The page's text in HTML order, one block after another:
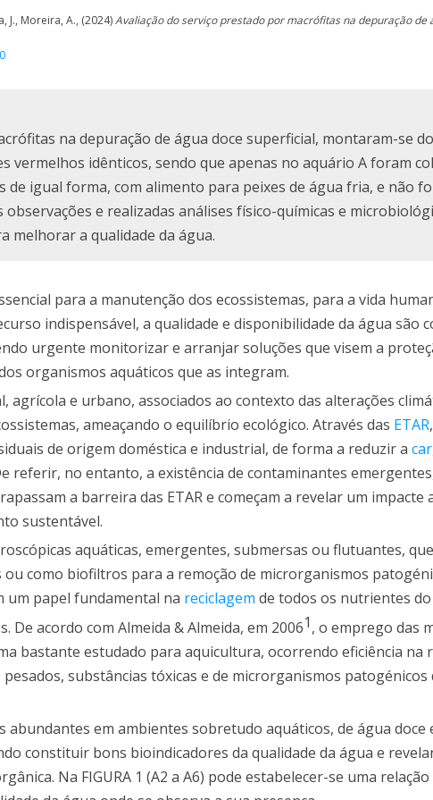
J., Moreira, A., (2024)Avaliação do serviço prestado por macrófitas na depuração de
na depuração de água doce superficial, montaram-se
vermelhos idênticos, sendo que apenas no aquário A foram
de igual forma, com alimento para peixes de água fria, e não
e realizadas análises físico-químicas e
melhorar a qualidade da água.
para a manutenção dos ecossistemas, para a vida
indispensável, a qualidade e disponibilidade da água são
urgente monitorizar e arranjar soluções que visem a
organismos aquáticos que as integram.
agrícola e urbano, associados ao contexto das alterações
ameaçando o equilíbrio ecológico. Através das ETAR
de origem doméstica e industrial, de forma a reduzir a
referir, no entanto, a existência de contaminantes
a barreira das ETAR e começam a revelar um
sustentável.
aquáticas, emergentes, submersas ou flutuantes,
como biofiltros para a remoção de microrganismos
um papel fundamental na reciclagem de todos os nutrientes do
acordo com Almeida & Almeida, em 20061, o emprego das
bastante estudado para aquicultura, ocorrendo eficiência na
substâncias tóxicas e de microrganismos
abundantes em ambientes sobretudo aquáticos, de água doce
constituir bons bioindicadores da qualidade da água e
Na FIGURA 1 (A2 a A6) pode estabelecer-se uma